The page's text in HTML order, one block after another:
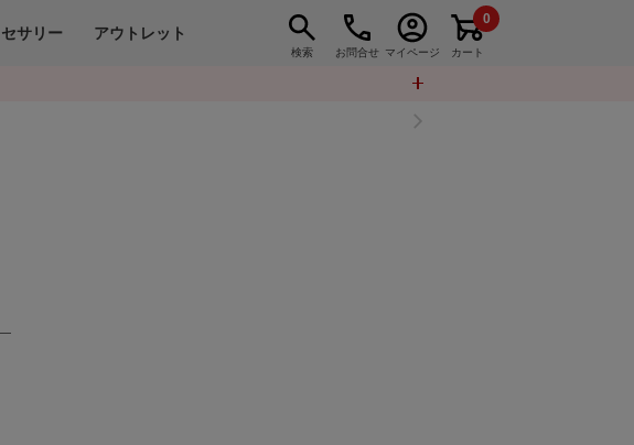
サリー アウトレット
検索 お問合せ マイページ カート
0